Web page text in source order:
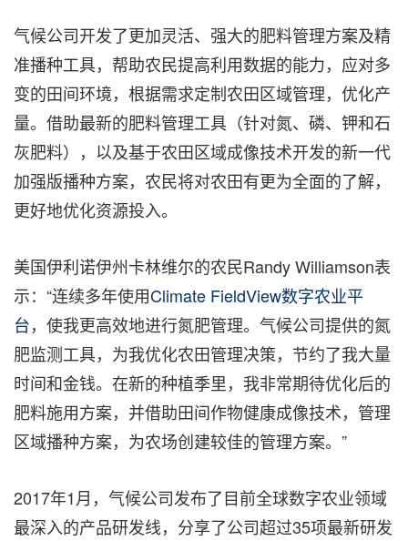
气候公司开发了更加灵活、强大的肥料管理方案及精
准播种工具，帮助农民提高利用数据的能力， 应对多
变的田间环境，根据需求定制农田区域管理，优化产
量。借助最新的肥料管理工具（针对氮、磷、钾和石
灰肥料），以及基于农田区域成像技术开发的新一代
加强版播种方案，农民将对农田有更为全面的了解，
更好地优化资源投入。
美国伊利诺伊州卡林维尔的农民Randy Williamson表
示： “连续多年使用Climate FieldView数字农业平
台，使我更高效地进行氮肥管理。气候公司提供的氮
肥监测工具，为我优化农田管理决策，节约了我大量
时间和金钱。在新的种植季里，我非常期待优化后的
肥料施用方案，并借助田间作物健康成像技术，管理
区域播种方案，为农场创建较佳的管理方案。 ”
2017年1月，气候公司发布了目前全球数字农业领域
最深入的产品研发线，分享了公司超过35项最新研发